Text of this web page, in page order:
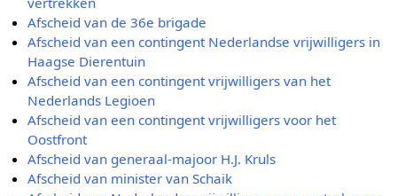
Afscheid van de 36e brigade
Afscheid van een contingent Nederlandse vrijwilligers in
Haagse Dierentuin
Afscheid van een contingent vrijwilligers van het
Nederlands Legioen
Afscheid van een contingent vrijwilligers voor het
Oostfront
Afscheid van generaal-majoor H.J. Kruls
Afscheid van minister van Schaik